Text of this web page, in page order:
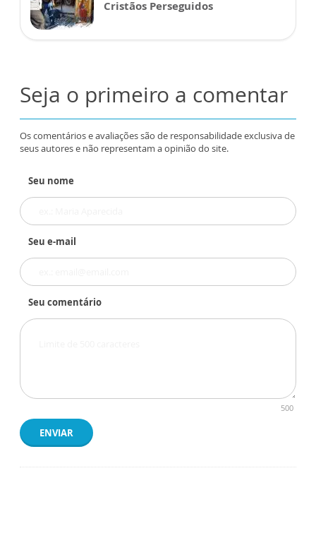
Cristãos Perseguidos
Seja o primeiro a comentar
Os comentários e avaliações são de responsabilidade exclusiva de
seus autores e não representam a opinião do site.
Seu nome
Seu e-mail
Seu comentário
500
ENVIAR